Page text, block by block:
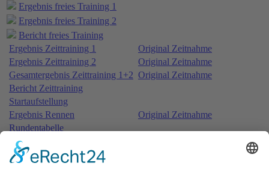
Ergebnis freies Training 1
Ergebnis freies Training 2
Bericht freies Training
Ergebnis Zeittraining 1
Original Zeitnahme
Ergebnis Zeittraining 2
Original Zeitnahme
Gesamtergebnis Zeittraining 1+2 Original Zeitnahme
Bericht Zeittraining
Startaufstellung
Ergebnis Rennen
Original Zeitnahme
Rundentabelle
Bericht Rennen
Weitere Beiträge …